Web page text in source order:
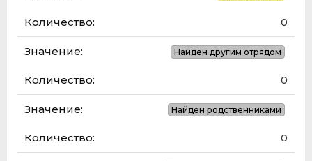
0
Найден другим отрядом
0
Найден родственниками
0